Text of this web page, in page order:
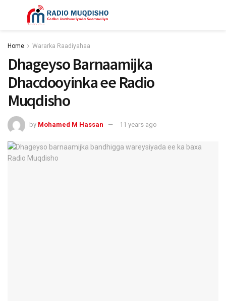
Home Wararka Raadiyahaa
Dhageyso Barnaamijka
Dhacdooyinka ee Radio
Muqdisho
by Mohamed M Hassan 11 years ago